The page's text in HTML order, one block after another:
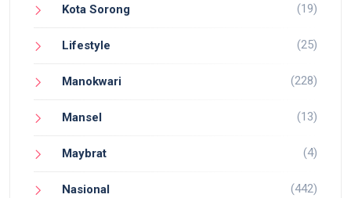
Kota Sorong (19)
Lifestyle (25)
Manokwari (228)
Mansel (13)
Maybrat (4)
Nasional (442)